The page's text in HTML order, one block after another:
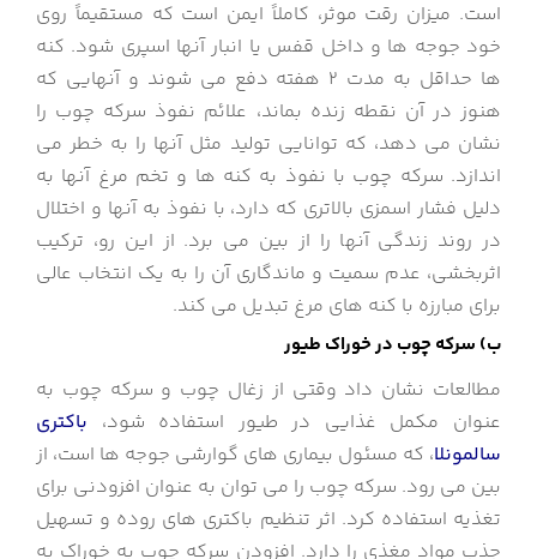
است. میزان رقت موثر، کاملاً ایمن است که مستقیماً روی
خود جوجه ها و داخل قفس یا انبار آنها اسپری شود. کنه
ها حداقل به مدت 2 هفته دفع می شوند و آنهایی که
هنوز در آن نقطه زنده بماند، علائم نفوذ سرکه چوب را
نشان می دهد، که توانایی تولید مثل آنها را به خطر می
اندازد. سرکه چوب با نفوذ به کنه ها و تخم مرغ آنها به
دلیل فشار اسمزی بالاتری که دارد، با نفوذ به آنها و اختلال
در روند زندگی آنها را از بین می برد. از این رو، ترکیب
اثربخشی، عدم سمیت و ماندگاری آن را به یک انتخاب عالی
برای مبارزه با کنه های مرغ تبدیل می کند.
ب) سرکه چوب در خوراک طیور
مطالعات نشان داد وقتی از زغال چوب و سرکه چوب به
عنوان مکمل غذایی در طیور استفاده شود، باکتری
سالمونلا، که مسئول بیماری های گوارشی جوجه ها است، از
بین می رود. سرکه چوب را می توان به عنوان افزودنی برای
تغذیه استفاده کرد. اثر تنظیم باکتری های روده و تسهیل
جذب مواد مغذی را دارد. افزودن سرکه چوب به خوراک به